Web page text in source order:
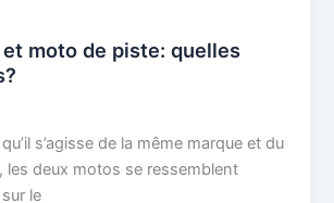
moto de piste: quelles
s’agisse de la même marque et du
les deux motos se ressemblent
le